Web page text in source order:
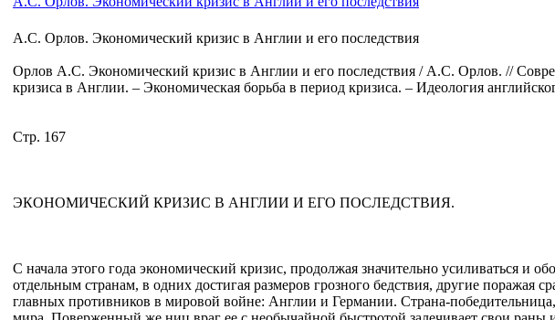
А.С. Орлов. Экономический кризис в Англии и его последствия
Орлов А.С. Экономический кризис в Англии и его последствия / А.С. Орлов. //
кризиса в Англии. – Экономическая борьба в период кризиса. – Идеология
Стр. 167
ЭКОНОМИЧЕСКИЙ КРИЗИС В АНГЛИИ И ЕГО ПОСЛЕДСТВИЯ.
С начала этого года экономический кризис, продолжая значительно усиливаться и
отдельным странам, в одних достигая размеров грозного бедствия, другие
главных противников в мировой войне: Англии и Германии. Страна-